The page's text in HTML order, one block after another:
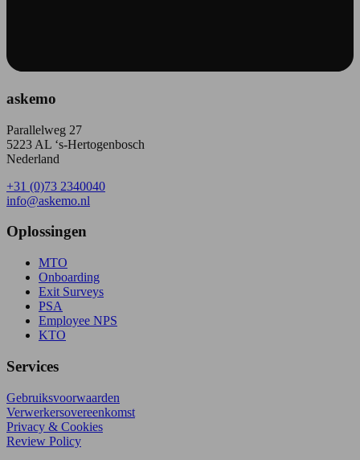
askemo
Parallelweg 27
5223 AL ‘s-Hertogenbosch
Nederland
+31 (0)73 2340040
info@askemo.nl
Oplossingen
MTO
Onboarding
Exit Surveys
PSA
Employee NPS
KTO
Services
Gebruiksvoorwaarden
Verwerkersovereenkomst
Privacy & Cookies
Review Policy